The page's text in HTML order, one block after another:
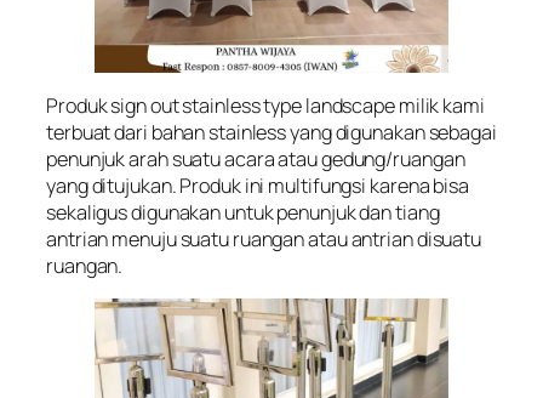
Produk sign out stainless type landscape milik kami
terbuat dari bahan stainless yang digunakan sebagai
penunjuk arah suatu acara atau gedung/ruangan
yang ditujukan. Produk ini multifungsi karena bisa
sekaligus digunakan untuk penunjuk dan tiang
antrian menuju suatu ruangan atau antrian disuatu
ruangan.